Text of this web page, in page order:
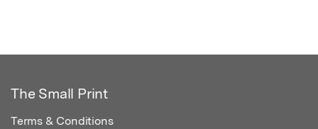
The Small Print
Terms & Conditions